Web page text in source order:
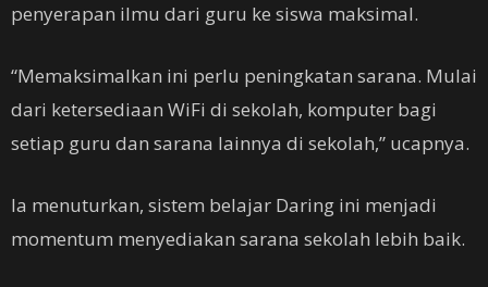
penyerapan ilmu dari guru ke siswa maksimal.
“Memaksimalkan ini perlu peningkatan sarana. Mulai
dari ketersediaan WiFi di sekolah, komputer bagi
setiap guru dan sarana lainnya di sekolah,” ucapnya.
Ia menuturkan, sistem belajar Daring ini menjadi
momentum menyediakan sarana sekolah lebih baik.